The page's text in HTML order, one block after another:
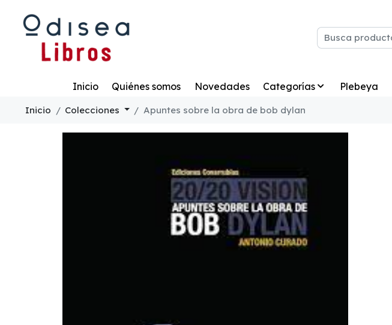
Inicio Quiénes somos Novedades Categorías Plebeya
Inicio Colecciones Apuntes sobre la obra de bob dylan